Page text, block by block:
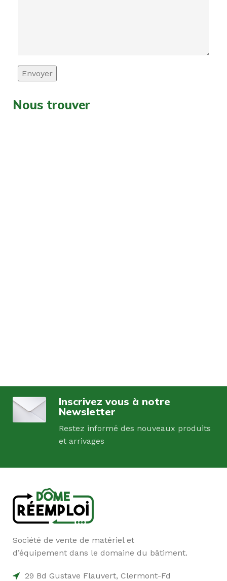
Nous trouver
Inscrivez vous à notre
Newsletter
Restez informé des nouveaux produits
et arrivages
Société de vente de matériel et
d’équipement dans le domaine du bâtiment.
29 Bd Gustave Flauvert, Clermont-Fd